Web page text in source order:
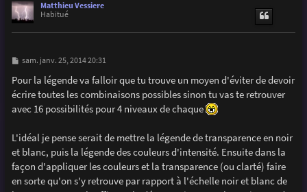
Matthieu Vessiere
Habitué
M
s
s
a
e
sam. janv. 25, 2014 20:31
Pour la légende va falloir que tu trouve un moyen d'éviter de devoir
écrire toutes les combinaisons possibles sinon tu vas te retrouver
avec 16 possibilités pour 4 niveaux de chaque
L'idéal je pense serait de mettre la légende de transparence en noir
et blanc, puis la légende des couleurs d'intensité. Ensuite dans la
façon d'appliquer les couleurs et la transparence (ou clarté) faire
en sorte qu'on s'y retrouve par rapport à l'échelle noir et blanc de